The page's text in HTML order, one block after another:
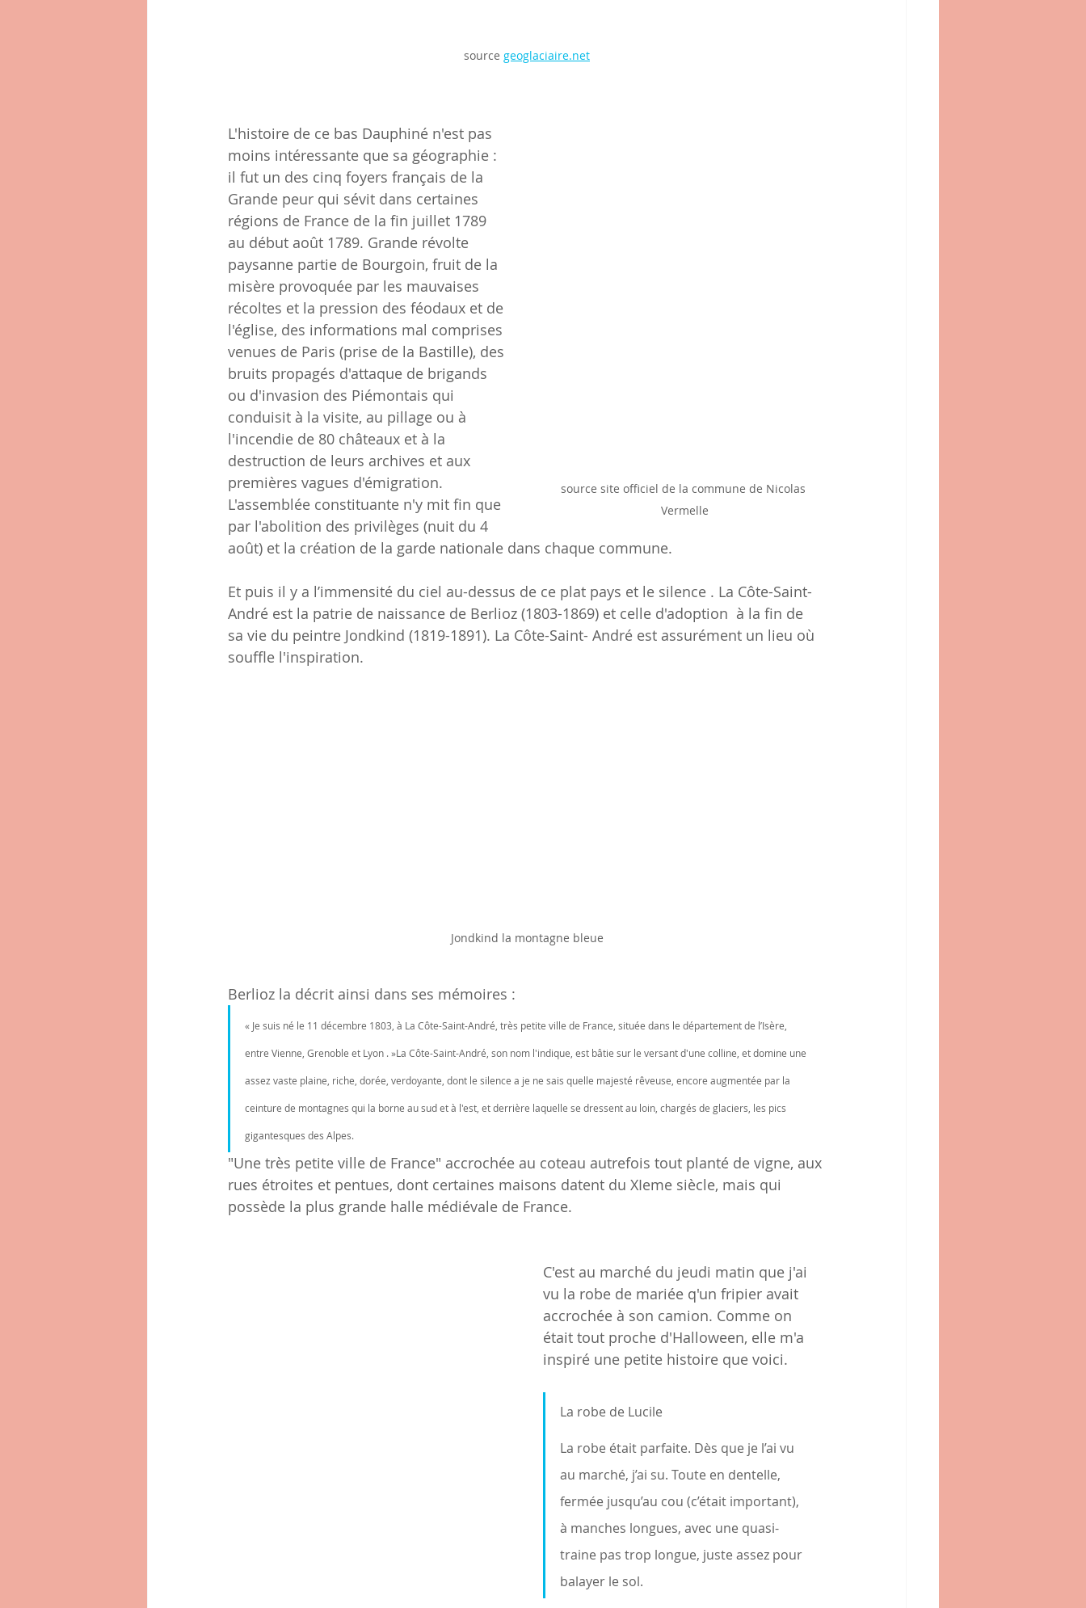
source geoglaciaire.net
source site officiel de la commune de Nicolas
Vermelle
L'histoire de ce bas Dauphiné n'est pas
moins intéressante que sa géographie :
il fut un des cinq foyers français de la
Grande peur qui sévit dans certaines
régions de France de la fin juillet 1789
au début août 1789. Grande révolte
paysanne partie de Bourgoin, fruit de la
misère provoquée par les mauvaises
récoltes et la pression des féodaux et de
l'église, des informations mal comprises
venues de Paris (prise de la Bastille), des
bruits propagés d'attaque de brigands
ou d'invasion des Piémontais qui
conduisit à la visite, au pillage ou à
l'incendie de 80 châteaux et à la
destruction de leurs archives et aux
premières vagues d'émigration.
L'assemblée constituante n'y mit fin que
par l'abolition des privilèges (nuit du 4
août) et la création de la garde nationale dans chaque commune.
Et puis il y a l’immensité du ciel au-dessus de ce plat pays et le silence . La Côte-Saint-
André est la patrie de naissance de Berlioz (1803-1869) et celle d'adoption  à la fin de
sa vie du peintre Jondkind (1819-1891). La Côte-Saint- André est assurément un lieu où
souffle l'inspiration.
Jondkind la montagne bleue
Berlioz la décrit ainsi dans ses mémoires :
« Je suis né le 11 décembre 1803, à La Côte-Saint-André, très petite ville de France, située dans le département de l’Isère,
entre Vienne, Grenoble et Lyon . »La Côte-Saint-André, son nom l'indique, est bâtie sur le versant d'une colline, et domine une
assez vaste plaine, riche, dorée, verdoyante, dont le silence a je ne sais quelle majesté rêveuse, encore augmentée par la
ceinture de montagnes qui la borne au sud et à l'est, et derrière laquelle se dressent au loin, chargés de glaciers, les pics
gigantesques des Alpes.
"Une très petite ville de France" accrochée au coteau autrefois tout planté de vigne, aux
rues étroites et pentues, dont certaines maisons datent du XIeme siècle, mais qui
possède la plus grande halle médiévale de France.
C'est au marché du jeudi matin que j'ai
vu la robe de mariée q'un fripier avait
accrochée à son camion. Comme on
était tout proche d'Halloween, elle m'a
inspiré une petite histoire que voici.
La robe de Lucile
La robe était parfaite. Dès que je l’ai vu
au marché, j’ai su. Toute en dentelle,
fermée jusqu’au cou (c’était important),
à manches longues, avec une quasi-
traine pas trop longue, juste assez pour
balayer le sol.